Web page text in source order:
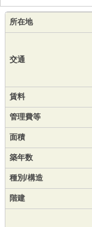
所在地
交通
賃料
管理費等
面積
築年数
種別/構造
階建